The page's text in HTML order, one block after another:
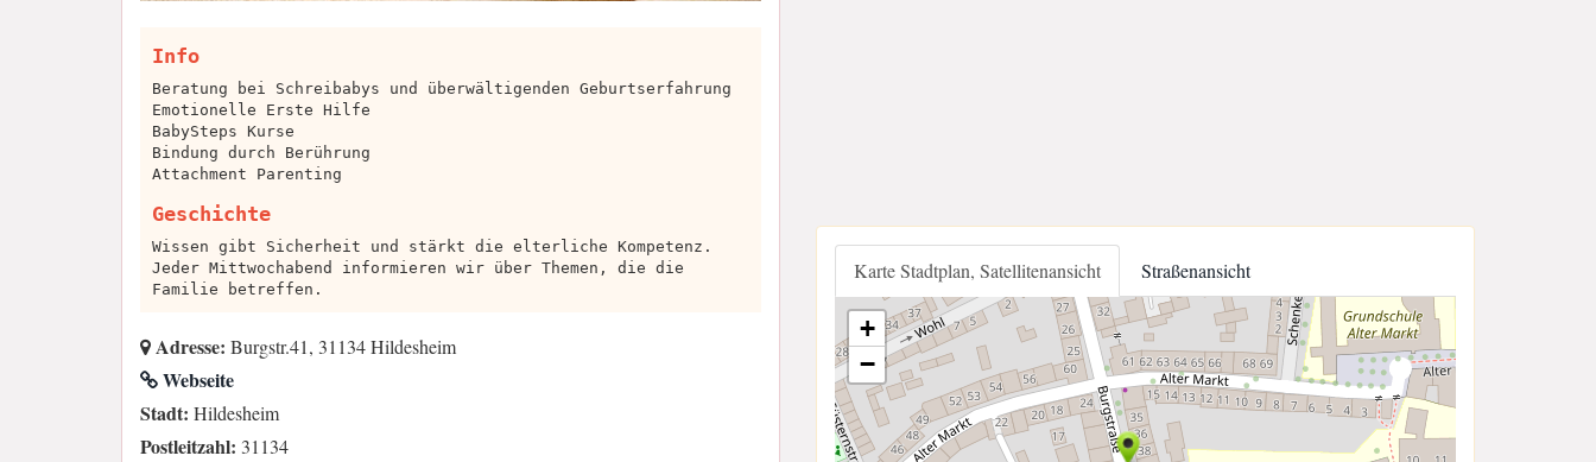
Info
Beratung bei Schreibabys und überwältigenden Geburtserfahrung
Emotionelle Erste Hilfe
BabySteps Kurse
Bindung durch Berührung
Attachment Parenting
Geschichte
Wissen gibt Sicherheit und stärkt die elterliche Kompetenz.
Jeder Mittwochabend informieren wir über Themen, die die
Familie betreffen.
Adresse: Burgstr.41, 31134 Hildesheim
Webseite
Stadt: Hildesheim
Postleitzahl: 31134
Karte Stadtplan, Satellitenansicht Straßenansicht
+
−